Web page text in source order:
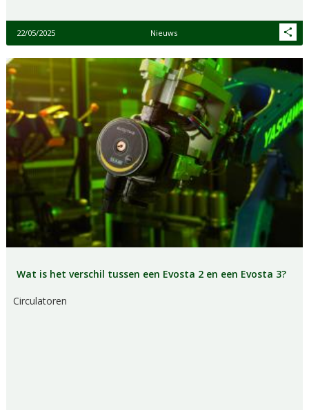
22/05/2025 Nieuws
Wat is het verschil tussen een Evosta 2 en een Evosta 3?
Circulatoren